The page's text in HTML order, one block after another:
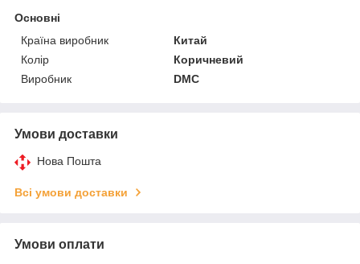
Основні
Країна виробник
Китай
Колір
Коричневий
Виробник
DMC
Умови доставки
Нова Пошта
Всі умови доставки
Умови оплати